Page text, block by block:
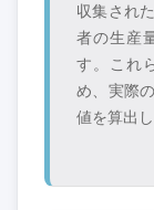
収集され
者の生産
す。これ
め、実際
値を算出し